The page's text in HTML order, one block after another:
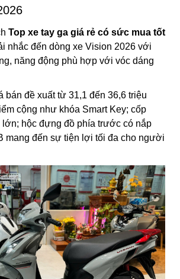
Top xe tay ga giá rẻ có sức mua tốt
nhắc đến dòng xe Vision 2026 với
năng động phù hợp với vóc dáng
bán đề xuất từ 31,1 đến 36,6 triệu
cộng như khóa Smart Key; cốp
hộc đựng đồ phía trước có nắp
mang đến sự tiện lợi tối đa cho người